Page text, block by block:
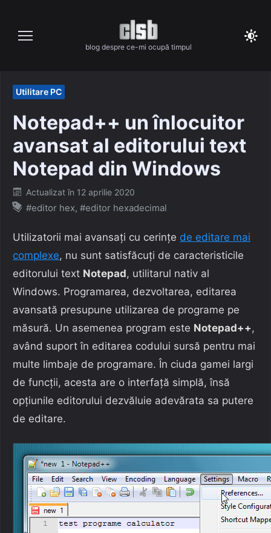
content
blog despre ce-mi ocupă timpul
Utilitare PC
Notepad++ un înlocuitor
avansat al editorului text
Notepad din Windows
Posted
on
Actualizat în 12 aprilie 2020
#editor hex, #editor hexadecimal
Utilizatorii mai avansați cu cerințe de editare mai
complexe, nu sunt satisfăcuți de caracteristicile
editorului text Notepad, utilitarul nativ al
Windows. Programarea, dezvoltarea, editarea
avansată presupune utilizarea de programe pe
măsură. Un asemenea program este Notepad++ ,
având suport în editarea codului sursă pentru mai
multe limbaje de programare. În ciuda gamei largi
de funcții, acesta are o interfață simplă, însă
opțiunile editorului dezvăluie adevărata sa putere
de editare.